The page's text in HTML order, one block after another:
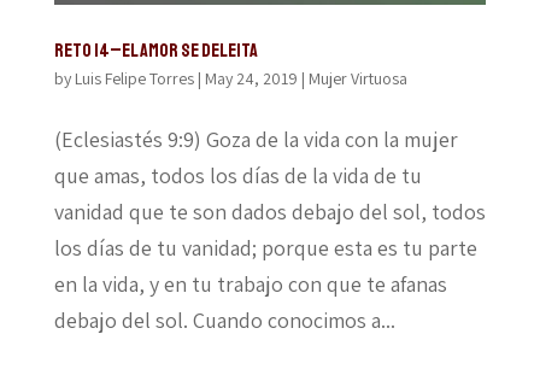
Reto 14–El amor se deleita
by Luis Felipe Torres| May 24, 2019 | Mujer Virtuosa
(Eclesiastés 9:9) Goza de la vida con la mujer
que amas, todos los días de la vida de tu
vanidad que te son dados debajo del sol, todos
los días de tu vanidad; porque esta es tu parte
en la vida, y en tu trabajo con que te afanas
debajo del sol. Cuando conocimos a...